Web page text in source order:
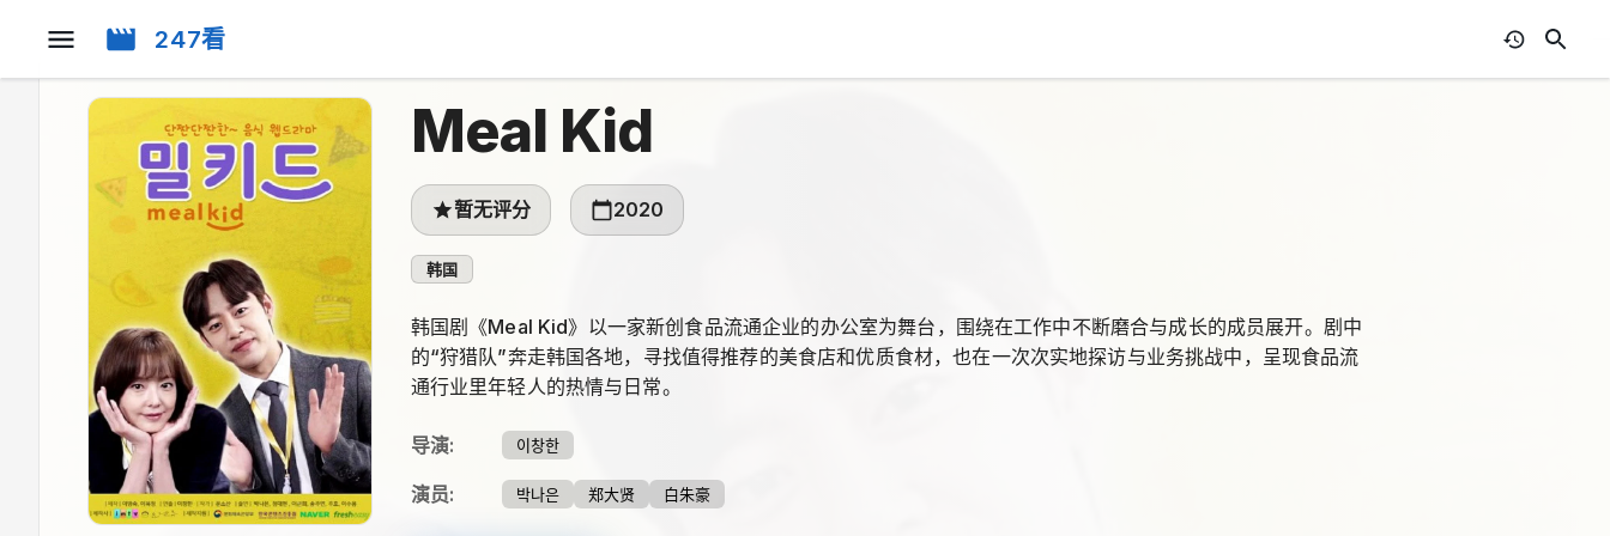
247看
Meal Kid
暂无评分 2020
韩国
韩国剧《Meal Kid》以一家新创食品流通企业的办公室为舞台，围绕在工作中不断磨合与成长的成员展开。剧中
的“狩猎队”奔走韩国各地，寻找值得推荐的美食店和优质食材，也在一次次实地探访与业务挑战中，呈现食品流
通行业里年轻人的热情与日常。
导演: 이창한
演员: 박나은 郑大贤 白朱豪